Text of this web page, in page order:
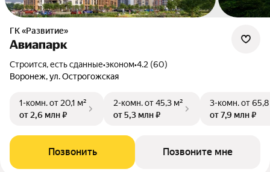
ГК «Развитие»
Авиапарк
Строится, есть сданные•эконом•4.2 (60)
Воронеж, ул. Острогожская
1-комн.от 20,1 м²
от 2,6 млн ₽
2-комн.от 45,3 м²
от 5,3 млн ₽
3-комн.от
от 7,9 млн ₽
Позвонить Позвоните мне